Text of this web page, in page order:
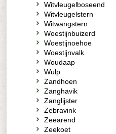
Witvleugelboseend
Witvleugelstern
Witwangstern
Woestijnbuizerd
Woestijnoehoe
Woestijnvalk
Woudaap
Wulp
Zandhoen
Zanghavik
Zanglijster
Zebravink
Zeearend
Zeekoet